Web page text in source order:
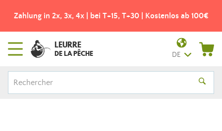
Zahlung in 2x, 3x, 4x | bei T+15, T+30 | Kostenlos ab 100€
LEURRE
DE LA PÊCHE DE